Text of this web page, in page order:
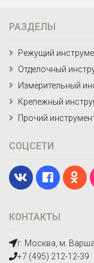
КОНТАКТЫ
г. Москва, м.
+7 (495) 212-12-39
РАЗДЕЛЫ
Режущий
Отделочный
Измерительный
Крепежный
Прочий
СОЦСЕТИ